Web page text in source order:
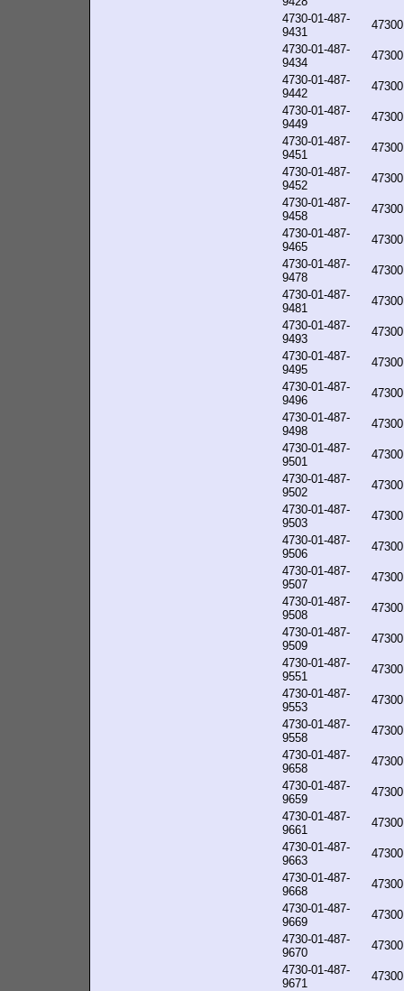
4730-01-487-
9431
4730-01-487-
9434
4730-01-487-
9442
4730-01-487-
9449
4730-01-487-
9451
4730-01-487-
9452
4730-01-487-
9458
4730-01-487-
9465
4730-01-487-
9478
4730-01-487-
9481
4730-01-487-
9493
4730-01-487-
9495
4730-01-487-
9496
4730-01-487-
9498
4730-01-487-
9501
4730-01-487-
9502
4730-01-487-
9503
4730-01-487-
9506
4730-01-487-
9507
4730-01-487-
9508
4730-01-487-
9509
4730-01-487-
9551
4730-01-487-
9553
4730-01-487-
9558
4730-01-487-
9658
4730-01-487-
9659
4730-01-487-
9661
4730-01-487-
9663
4730-01-487-
9668
4730-01-487-
9669
4730-01-487-
9670
4730-01-487-
9671